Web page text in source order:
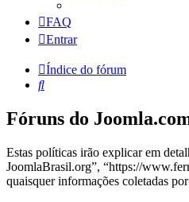
FAQ
Entrar
Índice do fórum
Pesquisar
Fóruns do
Estas políticas irão explicar em
JoomlaBrasil.org”, “https://
quaisquer informações coletadas